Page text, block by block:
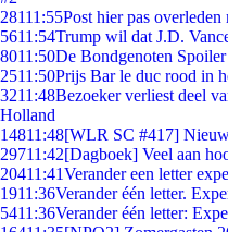
28111:55Post hier pas
5611:54Trump wil dat J.D.
8011:50De Bondgenoten
2511:50Prijs Bar le duc rood in
3211:48Bezoeker verliest deel
Holland
14811:48[WLR SC #417]
29711:42[Dagboek] Veel aan
20411:41Verander een letter
1911:36Verander één letter.
5411:36Verander één letter: